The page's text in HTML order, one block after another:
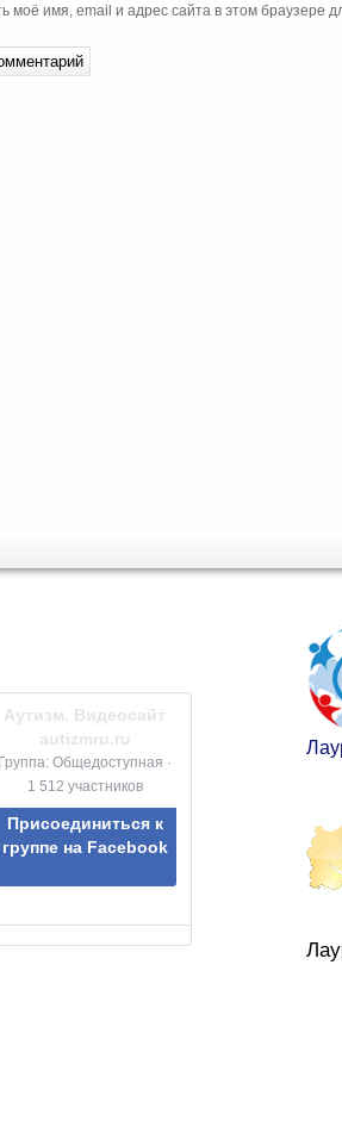
моё имя, email и адрес сайта в этом браузере
Аутизм. Видеосайт
autizmru.ru
Группа: Общедоступная ·
1 512 участников
Присоединиться к
группе на Facebook